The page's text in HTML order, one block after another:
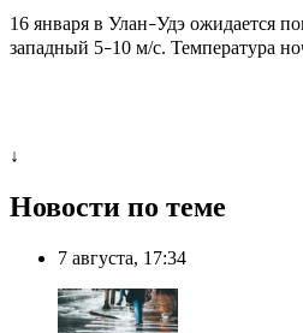
16 января в Улан–Удэ ожидается
западный 5–10 м/с. Температура
↓
Новости по теме
7 августа, 17:34